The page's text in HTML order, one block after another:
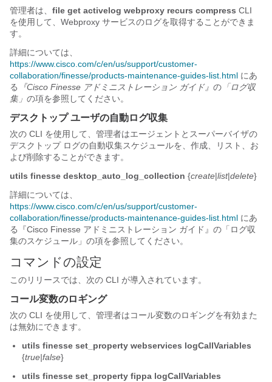
管理者は、 file get activelog webproxy recurs compress CLI
を使用して、Webproxy サービスのログを取得することができま
す。
詳細については、
https://www.cisco.com/c/en/us/support/customer-
collaboration/finesse/products-maintenance-guides-list.html にあ
る
『Cisco Finesse アドミニストレーション ガイド』 の 「ログ収
集」 の項を参照してください。
デスクトップ ユーザの自動ログ収集
次の CLI を使用して、管理者はエージェントとスーパーバイザの
デスクトップ ログの自動収集スケジュールを、作成、リスト、お
よび削除することができます。
utils finesse desktop_auto_log_collection {create|list|delete}
詳細については、
https://www.cisco.com/c/en/us/support/customer-
collaboration/finesse/products-maintenance-guides-list.html にあ
る『Cisco Finesse アドミニストレーション ガイド 』の「ログ収
集のスケジュール 」の項を参照してください。
コマンドの設定
このリリースでは、次の CLI が導入されています。
コール変数のロギング
次の CLI を使用して、管理者はコール変数のロギングを有効また
は無効にできます。
utils finesse set_property webservices logCallVariables
{true|false}
utils finesse set_property fippa logCallVariables